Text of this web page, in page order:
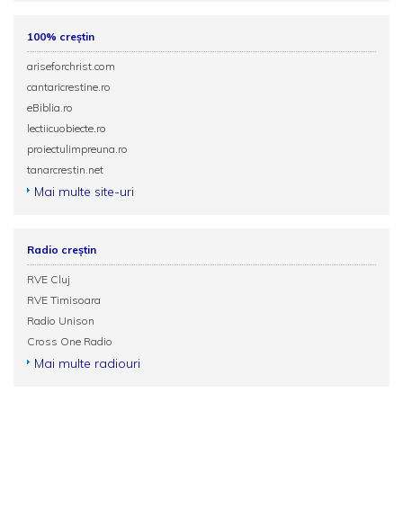
100% creștin
ariseforchrist.com
cantaricrestine.ro
eBiblia.ro
lectiicuobiecte.ro
proiectulimpreuna.ro
tanarcrestin.net
Mai multe site-uri
Radio creștin
RVE Cluj
RVE Timisoara
Radio Unison
Cross One Radio
Mai multe radiouri